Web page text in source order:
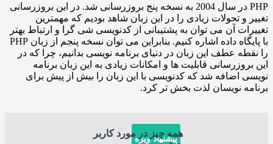
PHP در سال 2004 به نسخه پنج بروزرسانی شد. در این بروزرسانی
تحولات زیادی را در این زبان شاهد بودیم که مهمترین
آن می توان به پشتیبانی از کدنویسی شی گرا و ارتباط بهتر
با پایگاه داده اشاره کنیم. بنابراین می توان نسخه پنجم از زبان PHP
عطف این زبان در دنیای برنامه نویسی بدانیم، چرا که در
قابلیت ها و امکانات زیادی به این زبان برنامه
شد که کدنویسی با این زبان را بیش از پیش برای
نویسان لذت بخش تر کرد.
پیشنهاد ویژه
همه چیز در مورد کاربر